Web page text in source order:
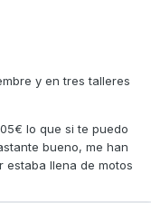
y en tres talleres
lo que si te puedo
bueno, me han
estaba llena de motos